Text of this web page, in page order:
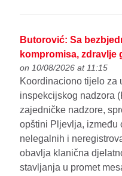
Butorović: Sa
kompromisa, zdravlje
on 10/08/2026 at 11:15
Koordinaciono tijelo za
inspekcijskog nadzora
zajedničke nadzore,
opštini Pljevlja, između
nelegalnih i
obavlja klanična
stavljanja u promet